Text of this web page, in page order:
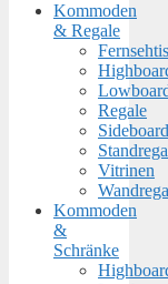
Kommoden
& Regale
Regale
Vitrinen
Kommoden
&
Schränke